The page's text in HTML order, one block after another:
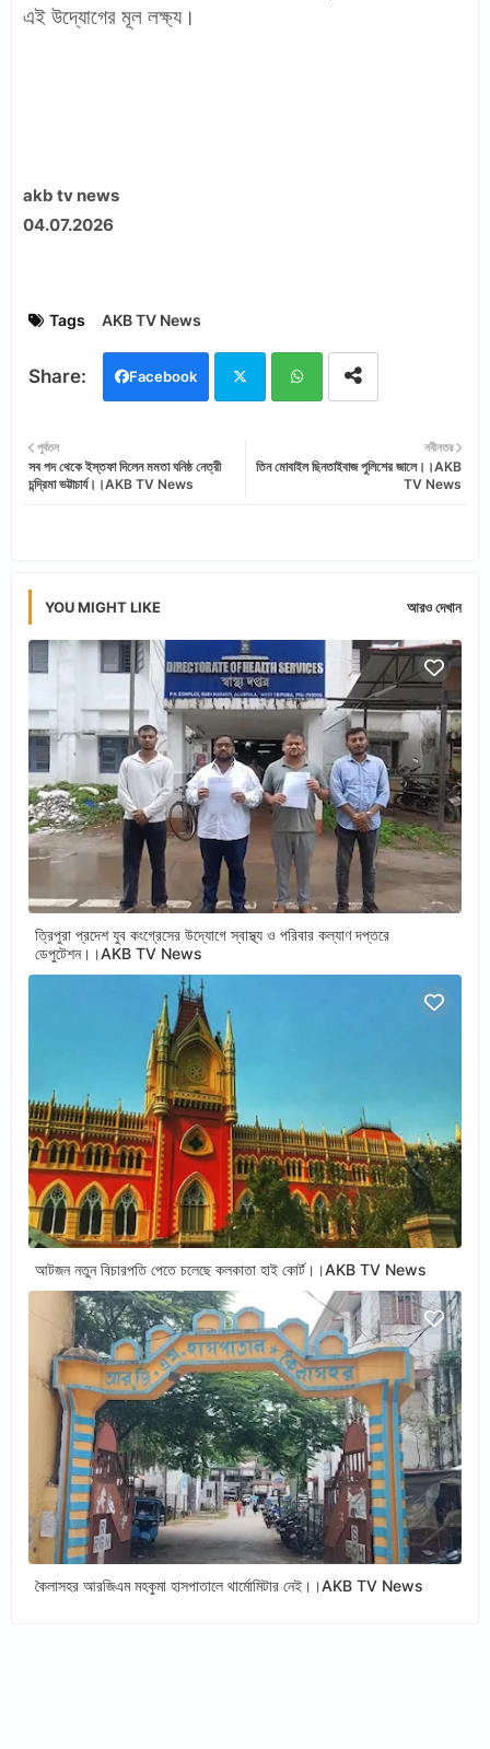
এই উদ্যোগের মূল লক্ষ্য।
akb tv news
04.07.2026
Tags AKB TV News
Facebook
ats
নবীনতর
তিন মোবাইল ছিনতাইবাজ পুলিশের জালে।।AKB
TV News
পূর্বতন
সব পদ থেকে ইস্তফা দিলেন মমতা ঘনিষ্ঠ নেত্রী
চন্দ্রিমা ভট্টাচার্য।।AKB TV News
YOU MIGHT LIKE আরও দেখান
ত্রিপুরা প্রদেশ যুব কংগ্রেসের উদ্যোগে স্বাস্থ্য ও পরিবার কল্যাণ দপ্তরে
ডেপুটেশন।।AKB TV News
আটজন নতুন বিচারপতি পেতে চলেছে কলকাতা হাই কোর্ট।।AKB TV News
কৈলাসহর আরজিএম মহকুমা হাসপাতালে থার্মোমিটার নেই।।AKB TV News